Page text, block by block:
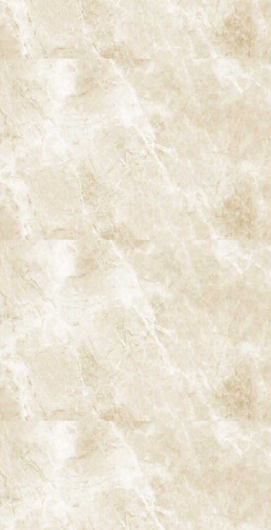
C3：歯髄（神経）まで達したむし歯
むし歯が深く進行し、歯の神経まで達した状態です。ズキズキと
した自発痛、夜眠れないほどの激痛、温かいものに強くしみるな
どの症状が出ます。むし歯というより「歯の神経の病気（歯髄
炎）」の状態で、この段階になると神経を残すことが難しくなる
ケースも多くなります。
C4：歯冠が崩壊したむし歯
むし歯が進行し、歯の頭の部分（歯冠）がほとんど崩れて、根っ
こだけ残っている状態です。神経はすでに死んでいることが多く、
痛みが一時的におさまることもありますが、根の先に膿の袋（根
尖性歯周炎）ができたり、腫れや膿が繰り返されるリスクが高い
状態です。抜歯が避けられない場合も少なくありません。
むし歯の症状 ― 痛みがないからと
いって安心ではありません
むし歯＝痛いというイメージがありますが、実は「かなり進行す
るまで痛みが出ない」ことも多くあります。症状の有無だけで、む
し歯の進行度を判断することはできません。
冷たいもの・甘いものがしみる
噛んだときに違和感がある
歯の色が黒く・茶色く変色してきた
歯の表面がザラザラ・引っかかる感じがする
何もしていなくてもズキズキ痛む（自発痛）
夜間・寝ているときに痛みが強くなる